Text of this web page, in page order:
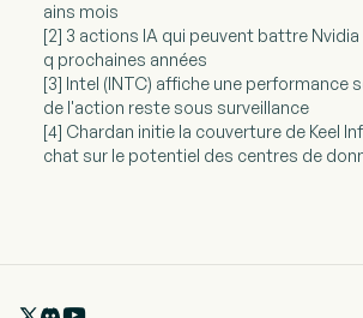
ains mois
[2] 3 actions IA qui peuvent battre
q prochaines années
[3] Intel (INTC) affiche une performance
de l'action reste sous surveillance
[4] Chardan initie la couverture de Keel
chat sur le potentiel des centres de